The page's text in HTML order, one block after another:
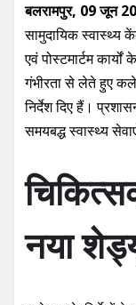
बलरामपुर, 09 जून
सामुदायिक स्वास्थ्य
एवं पोस्टमार्टम
गंभीरता से लेते हुए
निर्देश दिए हैं।
समयबद्ध स्वास्थ्य
नया